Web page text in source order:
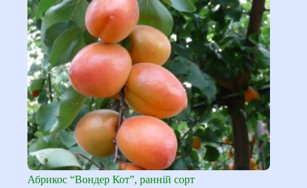
Абрикос “Вондер Кот”, ранній сорт